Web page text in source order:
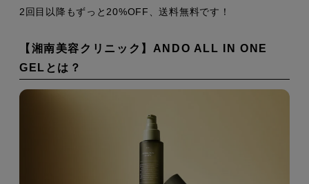
2回目以降もずっと20%OFF、送料無料です！
【湘南美容クリニック】ANDO ALL IN ONE
GELとは？